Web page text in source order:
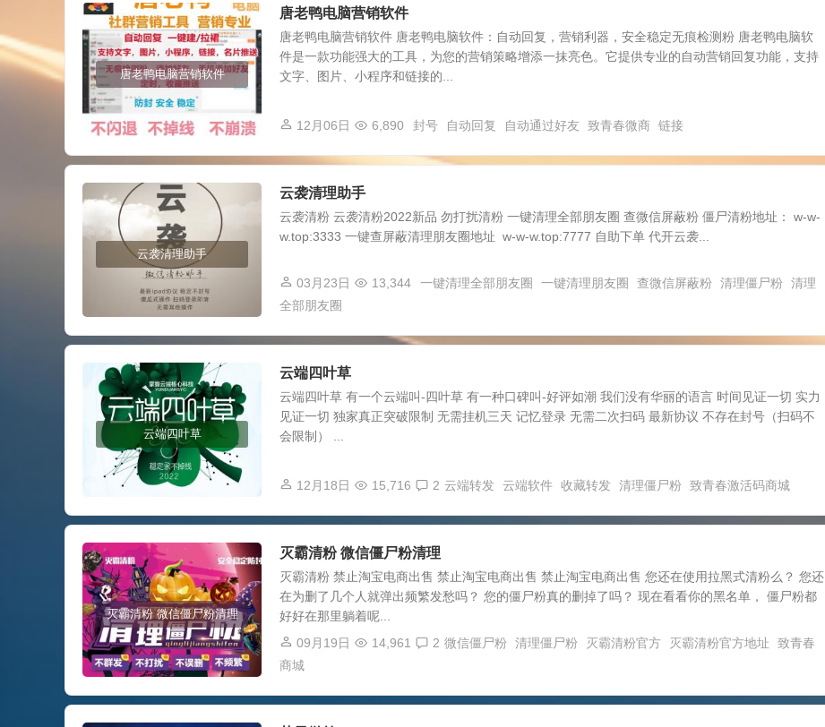
唐老鸭电脑营销软件
唐老鸭电脑营销软件
唐老鸭电脑营销软件 唐老鸭电脑软件：自动回复，营销利器，安全稳定无痕检测粉 唐老鸭电脑软
件是一款功能强大的工具，为您的营销策略增添一抹亮色。它提供专业的自动营销回复功能，支持
文字、图片、小程序和链接的...
12月06日 6,890 封号 自动回复 自动通过好友 致青春微商 链接
云袭清理助手
云袭清理助手
云袭清粉 云袭清粉2022新品 勿打扰清粉 一键清理全部朋友圈 查微信屏蔽粉 僵尸清粉地址： w-w-
w.top:3333 一键查屏蔽清理朋友圈地址 w-w-w.top:7777 自助下单 代开云袭...
03月23日 13,344 一键清理全部朋友圈 一键清理朋友圈 查微信屏蔽粉 清理僵尸粉 清理
全部朋友圈
云端四叶草
云端四叶草
云端四叶草 有一个云端叫-四叶草 有一种口碑叫-好评如潮 我们没有华丽的语言 时间见证一切 实力
见证一切 独家真正突破限制 无需挂机三天 记忆登录 无需二次扫码 最新协议 不存在封号（扫码不
会限制） ...
12月18日 15,716 2 云端转发 云端软件 收藏转发 清理僵尸粉 致青春激活码商城
灭霸清粉 微信僵尸粉清理
灭霸清粉 微信僵尸粉清理
灭霸清粉 禁止淘宝电商出售 禁止淘宝电商出售 禁止淘宝电商出售 您还在使用拉黑式清粉么？ 您还
在为删了几个人就弹出频繁发愁吗？ 您的僵尸粉真的删掉了吗？ 现在看看你的黑名单， 僵尸粉都
好好在那里躺着呢...
09月19日
14,961 2 微信僵尸粉 清理僵尸粉 灭霸清粉官方 灭霸清粉官方地址
致青春
商城